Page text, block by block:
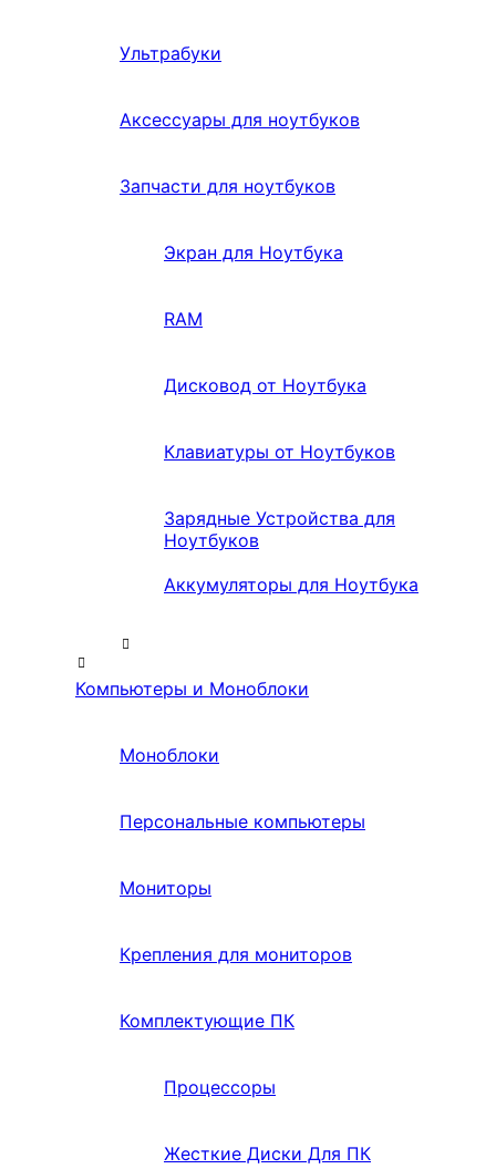
Ультрабуки
Аксессуары для ноутбуков
Запчасти для ноутбуков
Экран для Ноутбука
RAM
Дисковод от Ноутбука
Клавиатуры от Ноутбуков
Зарядные Устройства для
Ноутбуков
Аккумуляторы для Ноутбука
Компьютеры и Моноблоки
Моноблоки
Персональные компьютеры
Мониторы
Крепления для мониторов
Комплектующие ПК
Процессоры
Жесткие Диски Для ПК